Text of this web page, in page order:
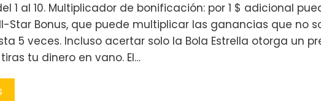
1 al 10. Multiplicador de bonificación: por 1 $ adicional
Star Bonus, que puede multiplicar las ganancias que no
5 veces. Incluso acertar solo la Bola Estrella otorga un
tu dinero en vano. El…